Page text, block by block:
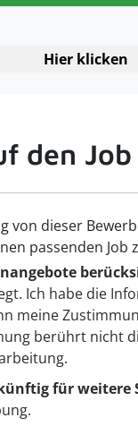
Hier klicken
den
von dieser
passenden Job
Ich habe die
meine
berührt nicht
für